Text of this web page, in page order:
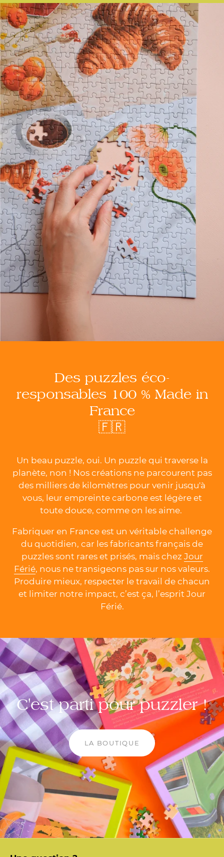
Des puzzles éco-
responsables 100 % Made in
France
🇫🇷
Un beau puzzle, oui. Un puzzle qui traverse la
planète, non ! Nos créations ne parcourent pas
des milliers de kilomètres pour venir jusqu'à
vous, leur empreinte carbone est légère et
toute douce, comme on les aime.
Fabriquer en France est un véritable challenge
du quotidien, car les fabricants français de
puzzles sont rares et prisés, mais chez Jour
Férié, nous ne transigeons pas sur nos valeurs.
Produire mieux, respecter le travail de chacun
et limiter notre impact, c’est ça, l’esprit Jour
Férié.
C'est parti pour puzzler !
LA BOUTIQUE